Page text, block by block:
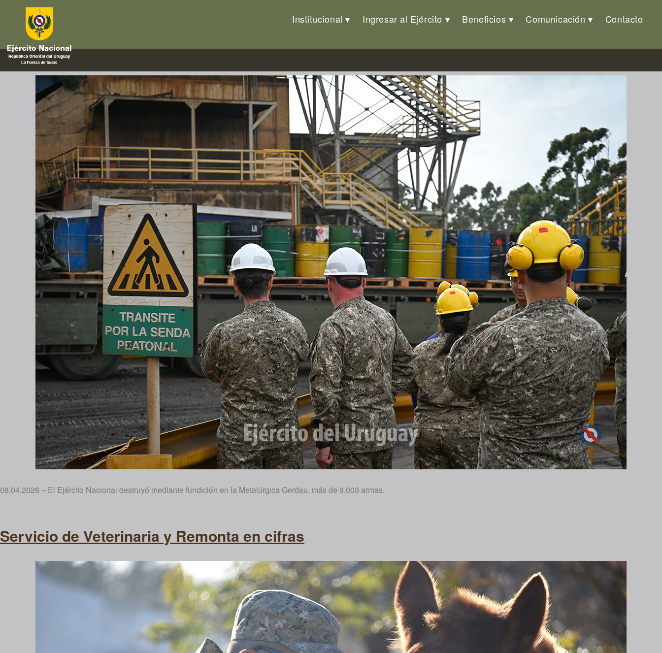
Institucional Ingresar al Ejército Beneficios Comunicación Contacto
2025
Destrucción de armas
08.04.2026 – El Ejército Nacional destruyó mediante fundición en la Metalúrgica Gerdau, más de 9.000 armas.
Servicio de Veterinaria y Remonta en cifras